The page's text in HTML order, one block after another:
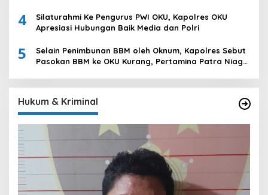
Komering Ulu
4
Silaturahmi Ke Pengurus PWI OKU, Kapolres OKU
Apresiasi Hubungan Baik Media dan Polri
5
Selain Penimbunan BBM oleh Oknum, Kapolres Sebut
Pasokan BBM ke OKU Kurang, Pertamina Patra Niaga
Hukum & Kriminal